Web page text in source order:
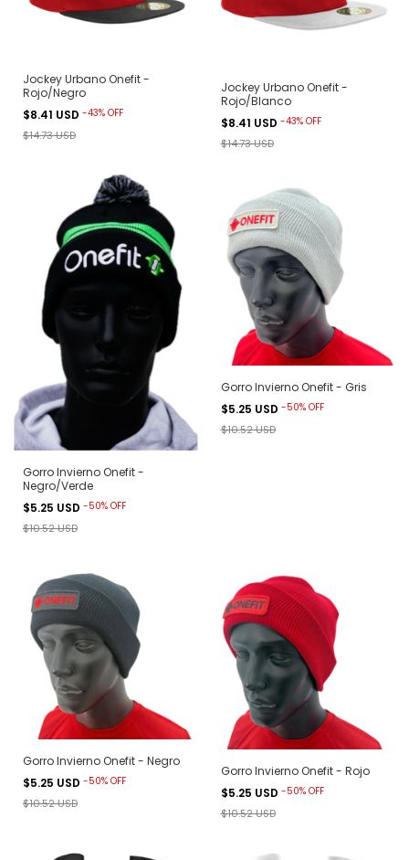
Jockey Urbano Onefit -
Rojo/Negro
$8.41 USD -43% OFF
$14.73 USD
Jockey Urbano Onefit -
Rojo/Blanco
$8.41 USD -43% OFF
$14.73 USD
Gorro Invierno Onefit -
Negro/Verde
$5.25 USD -50% OFF
$10.52 USD
Gorro Invierno Onefit - Gris
$5.25 USD -50% OFF
$10.52 USD
Gorro Invierno Onefit - Negro
$5.25 USD -50% OFF
$10.52 USD
Gorro Invierno Onefit - Rojo
$5.25 USD -50% OFF
$10.52 USD